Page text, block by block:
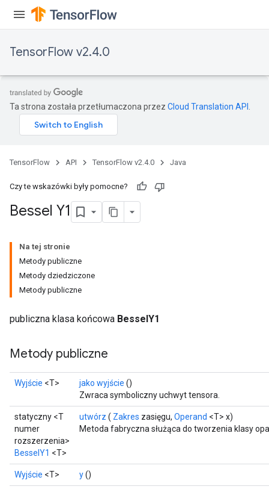
TensorFlow v2.4.0
Ta strona została przetłumaczona przez Cloud Translation API
TensorFlow API TensorFlow v2.4.0 Java
Czy te wskazówki były pomocne?
Bessel Y1
Na tej stronie
Metody publiczne
Metody dziedziczone
Metody publiczne
publiczna klasa końcowa BesselY1
Metody publiczne
Wyjście <T> jako wyjście ()
Zwraca symboliczny uchwyt tensora.
statyczny <T
numer
rozszerzenia>
BesselY1 <T>
utwórz ( Zakres zasięgu, Operand <T> x)
Metoda fabryczna służąca do tworzenia klasy
Wyjście <T> y()